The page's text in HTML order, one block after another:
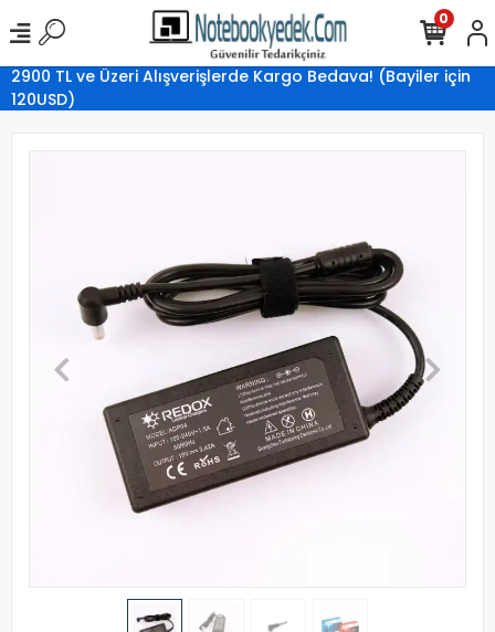
2900 TL ve Üzeri Alışverişlerde Kargo Bedava! (Bayiler için
120USD)
0